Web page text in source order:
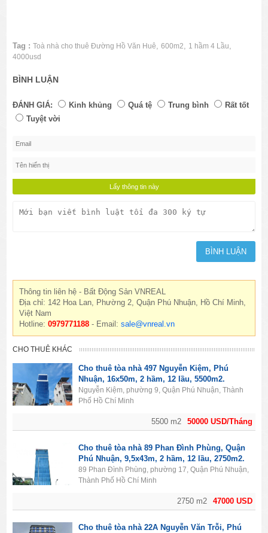
Tag : Toà nhà cho thuê Đường Hồ Văn Huê,600m2, 1 hầm 4 Lầu,
4000usd
BÌNH LUẬN
ĐÁNH GIÁ: Kinh khủng Quá tệ Trung bình
Rất tốt
Tuyệt vời
Thông tin liên hệ - Bất Động Sản VNREAL
Địa chỉ: 142 Hoa Lan, Phường 2, Quận Phú Nhuận, Hồ Chí Minh,
Việt Nam
Hotline:0979771188 - Email:sale@vnreal.vn
CHO THUÊ KHÁC
50000 USD/Tháng
5500 m2
Cho thuê tòa nhà 497 Nguyễn Kiệm, Phú
Nhuận, 16x50m, 2 hầm, 12 lầu, 5500m2.
Nguyễn Kiệm, phường 9, Quận Phú Nhuận, Thành
Phố Hồ Chí Minh
47000 USD
2750 m2
Cho thuê tòa nhà 89 Phan Đình Phùng, Quận
Phú Nhuận, 9,5x43m, 2 hầm, 12 lầu, 2750m2.
89 Phan Đình Phùng, phường 17, Quận Phú Nhuận,
Thành Phố Hồ Chí Minh
Cho thuê tòa nhà 22A Nguyễn Văn Trỗi, Phú